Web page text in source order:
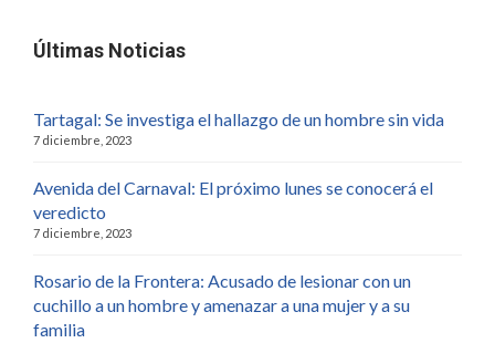
Últimas Noticias
Tartagal: Se investiga el hallazgo de un hombre sin vida
7 diciembre, 2023
Avenida del Carnaval: El próximo lunes se conocerá el
veredicto
7 diciembre, 2023
Rosario de la Frontera: Acusado de lesionar con un
cuchillo a un hombre y amenazar a una mujer y a su
familia